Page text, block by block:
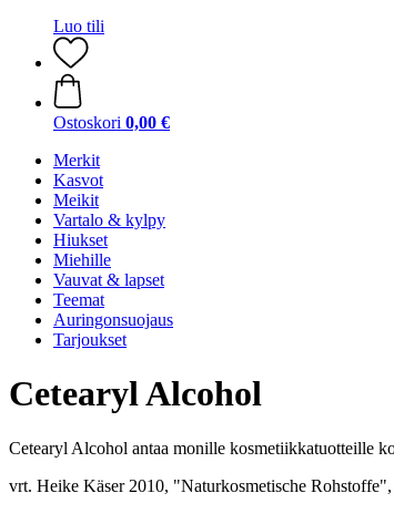
Luo tili
Ostoskori 0,00 €
Merkit
Kasvot
Meikit
Vartalo & kylpy
Hiukset
Miehille
Vauvat & lapset
Teemat
Auringonsuojaus
Tarjoukset
Cetearyl Alcohol
Cetearyl Alcohol antaa monille kosmetiikkatuotteille
vrt. Heike Käser 2010, "Naturkosmetische